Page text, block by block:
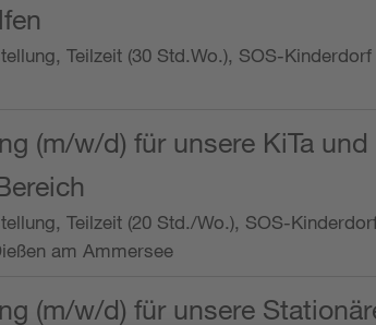
Teilzeit (30 Std.Wo.), SOS-
(m/w/d) für unsere KiTa und
Teilzeit (20 Std./Wo.), SOS-
am Ammersee
(m/w/d) für unsere